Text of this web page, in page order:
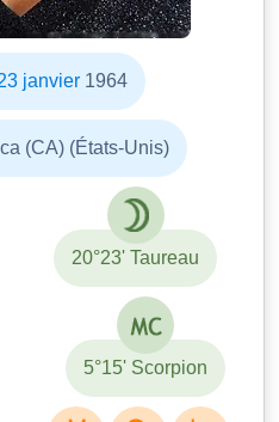
janvier 1964
(CA) (États-Unis)
20°23' Taureau
5°15' Scorpion